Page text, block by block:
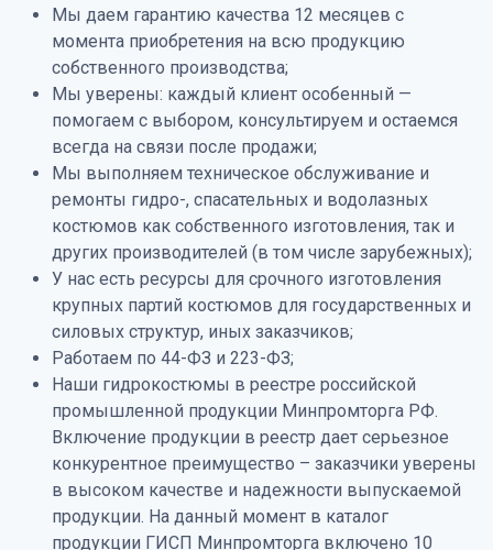
Мы даем гарантию качества 12 месяцев с
момента приобретения на всю продукцию
собственного производства;
Мы уверены: каждый клиент особенный —
помогаем с выбором, консультируем и остаемся
всегда на связи после продажи;
Мы выполняем техническое обслуживание и
ремонты гидро-, спасательных и водолазных
костюмов как собственного изготовления, так и
других производителей (в том числе зарубежных);
У нас есть ресурсы для срочного изготовления
крупных партий костюмов для государственных и
силовых структур, иных заказчиков;
Работаем по 44-ФЗ и 223-ФЗ;
Наши гидрокостюмы в реестре российской
промышленной продукции Минпромторга РФ.
Включение продукции в реестр дает серьезное
конкурентное преимущество – заказчики уверены
в высоком качестве и надежности выпускаемой
продукции. На данный момент в каталог
продукции ГИСП Минпромторга включено 10